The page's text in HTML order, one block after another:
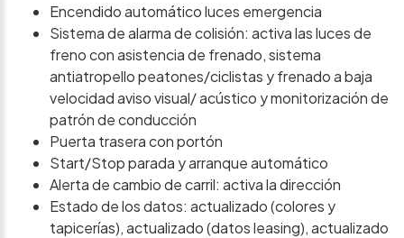
Encendido automático luces emergencia
Sistema de alarma de colisión: activa las luces de
freno con asistencia de frenado, sistema
antiatropello peatones/ciclistas y frenado a baja
velocidad aviso visual/ acústico y monitorización de
patrón de conducción
Puerta trasera con portón
Start/Stop parada y arranque automático
Alerta de cambio de carril: activa la dirección
Estado de los datos: actualizado (colores y
tapicerías), actualizado (datos leasing), actualizado